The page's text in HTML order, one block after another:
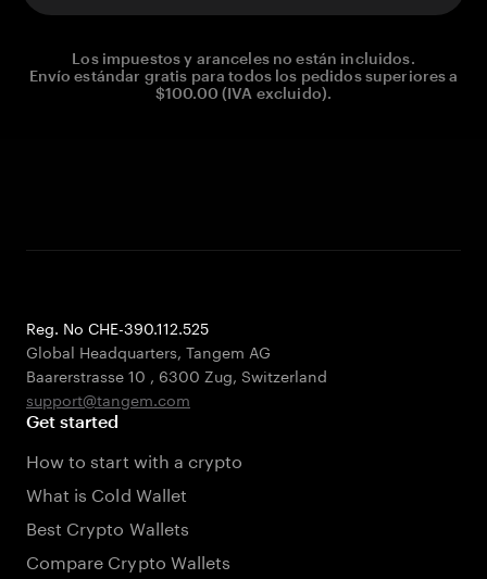
Los impuestos y aranceles no están incluidos.
Envío estándar gratis para todos los pedidos superiores a
$100.00 (IVA excluido).
Reg. No CHE-390.112.525
Global Headquarters, Tangem AG
Baarerstrasse 10 , 6300 Zug, Switzerland
support@tangem.com
Get started
How to start with a crypto
What is Cold Wallet
Best Crypto Wallets
Compare Crypto Wallets